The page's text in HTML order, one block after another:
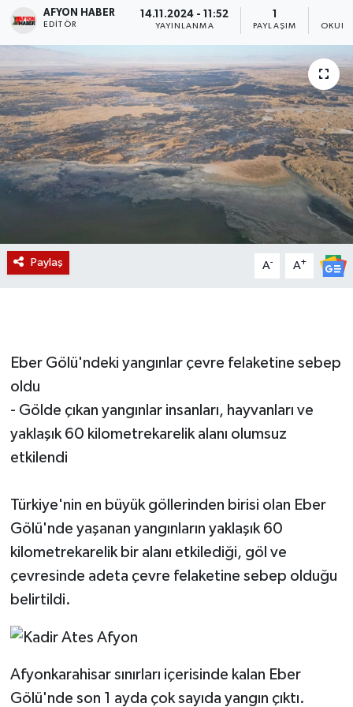
AFYON HABER
EDITÖR
14.11.2024 - 11:52
YAYINLANMA PAYLAŞIM
Paylaş A- A+
Eber Gölü'ndeki yangınlar çevre felaketine sebep
oldu
- Gölde çıkan yangınlar insanları, hayvanları ve
yaklaşık 60 kilometrekarelik alanı olumsuz
etkilendi
Türkiye'nin en büyük göllerinden birisi olan Eber
Gölü'nde yaşanan yangınların yaklaşık 60
kilometrekarelik bir alanı etkilediği, göl ve
çevresinde adeta çevre felaketine sebep olduğu
belirtildi.
Afyonkarahisar sınırları içerisinde kalan Eber
Gölü'nde son 1 ayda çok sayıda yangın çıktı.
Magazin
Etkinlikler